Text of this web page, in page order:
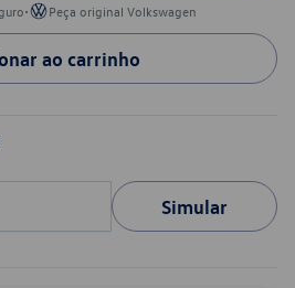
• Peça original Volkswagen
ao carrinho
Simular